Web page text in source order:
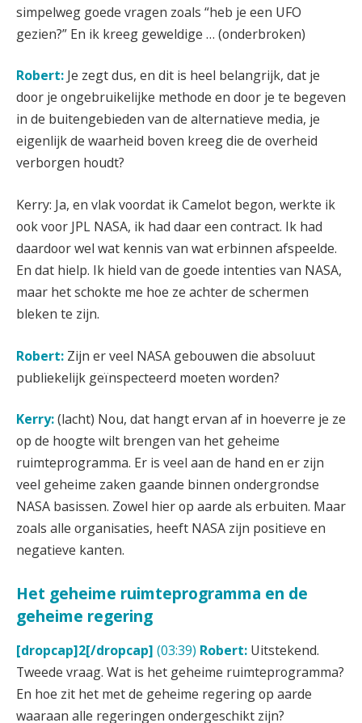
simpelweg goede vragen zoals “heb je een UFO
gezien?” En ik kreeg geweldige … (onderbroken)
Robert: Je zegt dus, en dit is heel belangrijk, dat je
door je ongebruikelijke methode en door je te begeven
in de buitengebieden van de alternatieve media, je
eigenlijk de waarheid boven kreeg die de overheid
verborgen houdt?
Kerry: Ja, en vlak voordat ik Camelot begon, werkte ik
ook voor JPL NASA, ik had daar een contract. Ik had
daardoor wel wat kennis van wat erbinnen afspeelde.
En dat hielp. Ik hield van de goede intenties van NASA,
maar het schokte me hoe ze achter de schermen
bleken te zijn.
Robert: Zijn er veel NASA gebouwen die absoluut
publiekelijk geïnspecteerd moeten worden?
Kerry:(lacht) Nou, dat hangt ervan af in hoeverre je ze
op de hoogte wilt brengen van het geheime
ruimteprogramma. Er is veel aan de hand en er zijn
veel geheime zaken gaande binnen ondergrondse
NASA basissen. Zowel hier op aarde als erbuiten. Maar
zoals alle organisaties, heeft NASA zijn positieve en
negatieve kanten.
Het geheime ruimteprogramma en de
geheime regering
[dropcap]2[/dropcap] (03:39) Robert: Uitstekend.
Tweede vraag. Wat is het geheime ruimteprogramma?
En hoe zit het met de geheime regering op aarde
waaraan alle regeringen ondergeschikt zijn?